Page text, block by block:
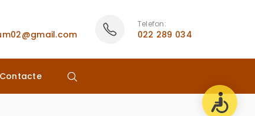
Telefon:
022 289 034
Contacte